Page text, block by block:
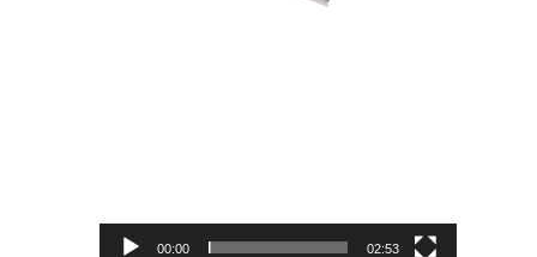
00:00 02:53